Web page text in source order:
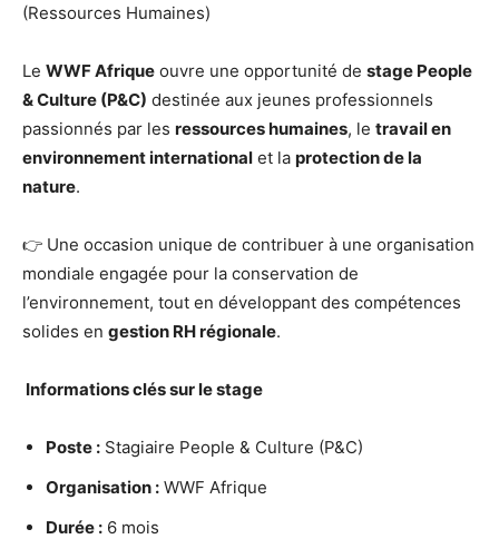
(Ressources Humaines)
Le WWF Afrique ouvre une opportunité de stage People
& Culture (P&C) destinée aux jeunes professionnels
passionnés par les ressources humaines, le travail en
environnement international et la protection de la
nature.
👉 Une occasion unique de contribuer à une organisation
mondiale engagée pour la conservation de
l’environnement, tout en développant des compétences
solides en gestion RH régionale.
Informations clés sur le stage
Poste : Stagiaire People & Culture (P&C)
Organisation : WWF Afrique
Durée : 6 mois